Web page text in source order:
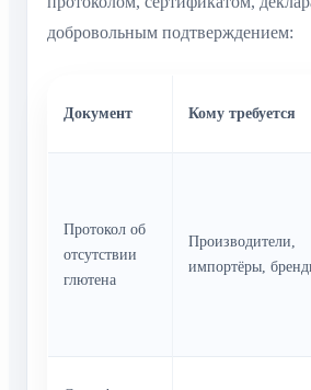
добровольным подтверждением:
отсутствии
глютена
импортёры, бренды